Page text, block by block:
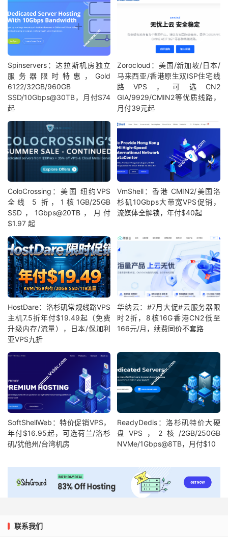
Spinservers：达拉斯机房独立
服务器限时特惠，Gold
6122/32GB/960GB
SSD/10Gbps@30TB，月付$74
起
Zorocloud：美国/新加坡/日本/
马来西亚/香港原生双ISP住宅线
路VPS，可选CN2
GIA/9929/CMIN2等优质线路，
月付39元起
ColoCrossing：美国 纽约VPS
全线 5 折，1核1GB/25GB
SSD，1Gbps@20TB，月付
$1.97 起
VmShell：香港 CMIN2/美国洛
杉矶10Gbps大带宽VPS促销，
流媒体全解锁，年付$40起
HostDare：洛杉矶常规线路VPS
主机7.5折年付$19.49起（免费
升级内存/流量），日本/保加利
亚VPS九折
华纳云：#7月大促#云服务器限
时2折，8核16G香港CN2低至
166元/月，续费同价不套路
SoftShellWeb：特价促销VPS，
年付$16.95起，可选荷兰/洛杉
矶/犹他州/台湾机房
ReadyDedis：洛杉矶特价大硬
盘VPS，2核/2GB/250GB
NVMe/1Gbps@8TB，月付$10
联系我们